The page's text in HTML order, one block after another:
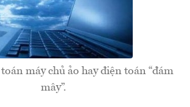
máy chủ ảo hay điện toán “đám
mây”.